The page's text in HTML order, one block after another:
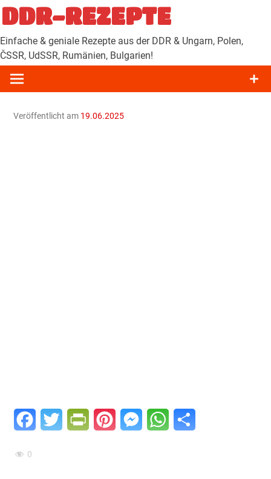
Zum
Inhalt
springen
DDR-REZEPTE
Einfache & geniale Rezepte aus der DDR & Ungarn, Polen,
ČSSR, UdSSR, Rumänien, Bulgarien!
Veröffentlicht am 19.06.2025
FacebookTwitter PrintFriendly
PinterestMessengerWhatsApp
0